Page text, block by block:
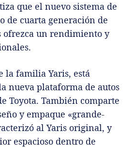
que el nuevo sistema de
de cuarta generación de
ofrezca un rendimiento y
la familia Yaris, está
nueva plataforma de autos
Toyota. También comparte
y empaque «grande-
al Yaris original, y
espacioso dentro de